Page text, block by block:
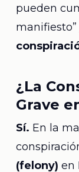
pueden
¿La
Grave
Sí. En la
(felony) en